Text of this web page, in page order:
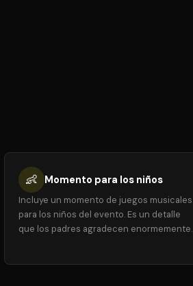
👶 Momento para los niños
Incluye un momento de juegos musicales
para los niños del evento. Es un detalle
que los padres agradecen enormemente.